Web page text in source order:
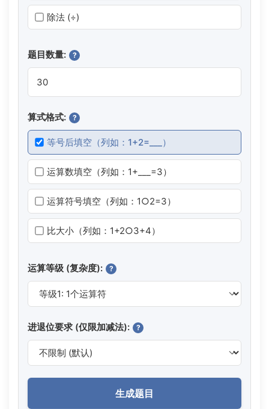
除法 (÷)
题目数量: ?
算式格式: ?
等号后填空（列如：1+2=___）
运算数填空（列如：1+___=3）
运算符号填空（列如：1○2=3）
比大小（列如：1+2○3+4）
运算等级 (复杂度): ?
进退位要求 (仅限加减法): ?
生成题目